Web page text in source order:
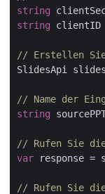
string
string clientID
// Erstellen Sie
SlidesApi
// Name der
string
// Rufen Sie die
var response =
// Rufen Sie die